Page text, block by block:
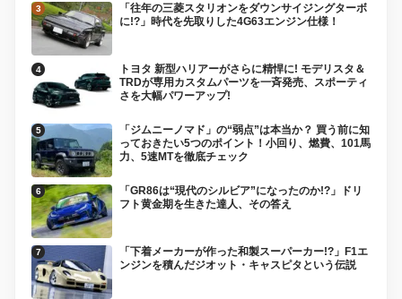
「往年の三菱スタリオンをダウンサイジングターボ
に!?」時代を先取りした4G63エンジン仕様！
トヨタ 新型ハリアーがさらに精悍に! モデリスタ＆
TRDが専用カスタムパーツを一斉発売、スポーティ
さを大幅パワーアップ!
「ジムニーノマド」の“弱点”は本当か？ 買う前に知
っておきたい5つのポイント！小回り、燃費、101馬
力、5速MTを徹底チェック
「GR86は“現代のシルビア”になったのか!?」ドリ
フト黄金期を生きた達人、その答え
「下着メーカーが作った和製スーパーカー!?」F1エ
ンジンを積んだジオット・キャスピタという伝説